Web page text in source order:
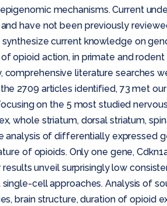
mechanisms. Current
have not been previously
current knowledge on
opioid action, in primate and
literature searches
2709 articles identified, 73 met
on the 5 most studied
whole striatum, dorsal striatum,
analysis of differentially expressed
of opioids. Only one gene,
results unveil surprisingly low
cell approaches. Analysis of
brain structure, duration of opioid